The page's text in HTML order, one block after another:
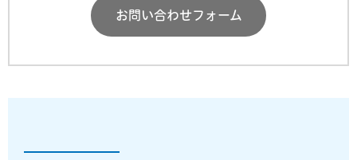
お問い合わせフォーム